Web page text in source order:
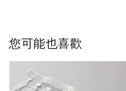
您可能也喜歡